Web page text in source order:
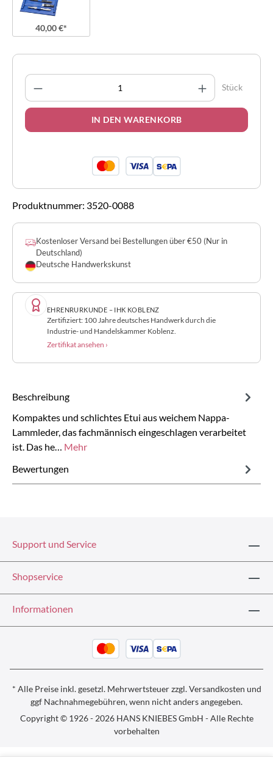
40,00 €*
Produkt Anzahl: Gib den gewünschten
Stück
IN DEN WARENKORB
Produktnummer: 3520-0088
Kostenloser Versand bei Bestellungen über €50 (Nur in
Deutschland)
Deutsche Handwerkskunst
EHRENRURKUNDE – IHK KOBLENZ
Zertifiziert: 100 Jahre deutsches Handwerk durch die
Industrie- und Handelskammer Koblenz.
Zertifikat ansehen ›
Beschreibung
Kompaktes und schlichtes Etui aus weichem Nappa-
Lammleder, das fachmännisch eingeschlagen verarbeitet
ist. Das he… Mehr
Bewertungen
Support und Service
Shopservice
Informationen
* Alle Preise inkl. gesetzl. Mehrwertsteuer zzgl.Versandkosten und
ggf Nachnahmegebühren, wenn nicht anders angegeben.
Copyright © 1926 - 2026 HANS KNIEBES GmbH - Alle Rechte
vorbehalten